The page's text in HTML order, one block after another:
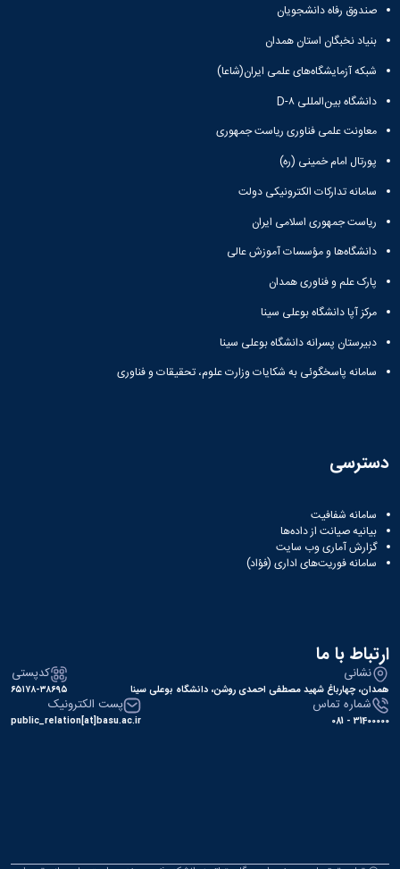
صندوق رفاه دانشجویان
بنیاد نخبگان استان همدان
شبکه آزمایشگاه‌های علمی ایران(شاعا)
دانشگاه بین‌المللی D-۸
معاونت علمی فناوری ریاست جمهوری
پورتال امام خمینی (ره)
سامانه تدارکات الکترونیکی دولت
ریاست جمهوری اسلامی ایران
دانشگاه‌ها و مؤسسات آموزش عالی
پارک علم و فناوری همدان
مرکز آپا دانشگاه بوعلی سینا
دبیرستان پسرانه دانشگاه بوعلی سینا
سامانه پاسخگوئی به شکایات وزارت علوم، تحقیقات و فناوری
دسترسی
سامانه شفافیت
بیانیه صیانت از داده‌ها
گزارش آماری وب‌ سایت
سامانه فوریت‌های اداری (فؤاد)
ارتباط با ما
نشانی
همدان، چهارباغ شهید مصطفی احمدی روشن، دانشگاه بوعلی سینا
کدپستی
۶۵۱۷۸-۳۸۶۹۵
شماره تماس
31400000 - 081
پست الکترونیک
public_relation[at]basu.ac.ir